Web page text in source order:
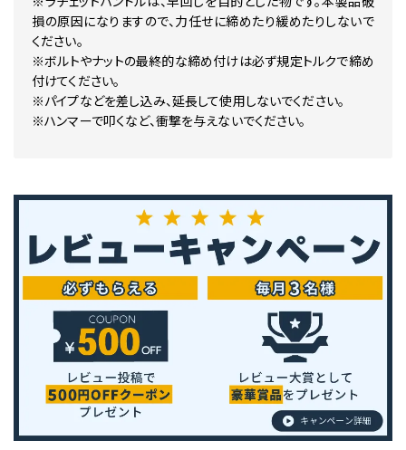
損の原因になりますので、力任せに締めたり緩めたりしないで
ください。
※ボルトやナットの最終的な締め付けは必ず規定トルクで締め
付けてください。
※パイプなどを差し込み、延長して使用しないでください。
※ハンマーで叩くなど、衝撃を与えないでください。